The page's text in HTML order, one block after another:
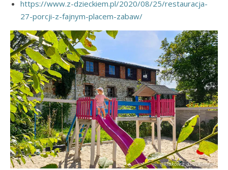
https://www.z-dzieckiem.pl/2020/08/25/restauracja-
27-porcji-z-fajnym-placem-zabaw/